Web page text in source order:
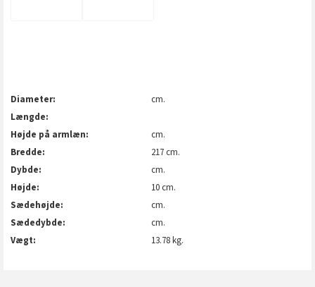
Diameter
cm.
Længde
Højde på armlæn
cm.
Bredde
217 cm.
Dybde
cm.
Højde
10 cm.
Sædehøjde
cm.
Sædedybde
cm.
Vægt
13.78 kg.